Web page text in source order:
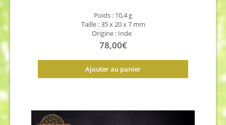
Poids : 10,4 g
Taille : 35 x 20 x 7 mm
Origine : Inde
78,00€
Ajouter au panier